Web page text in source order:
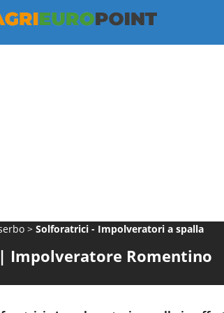
Solforatrici - Impolveratori a spalla
Impolveratore Romentino